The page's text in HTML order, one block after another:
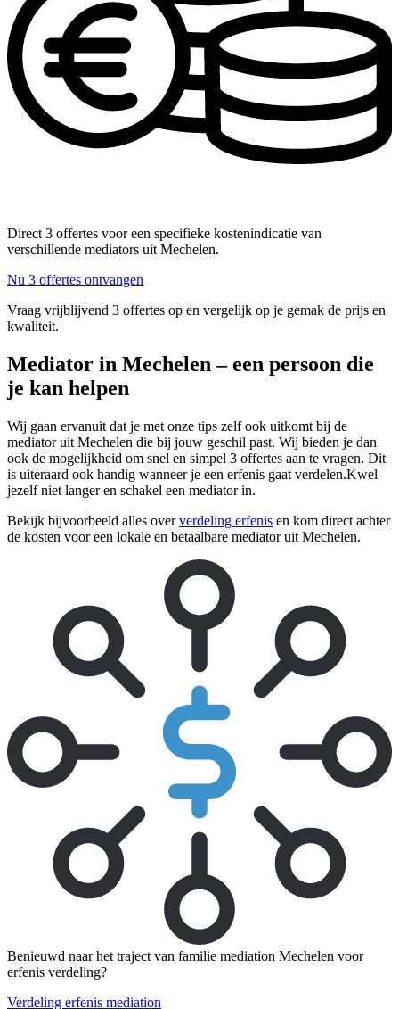
Direct 3 offertes voor een specifieke kostenindicatie van
verschillende mediators uit Mechelen.
Nu 3 offertes ontvangen
Vraag vrijblijvend 3 offertes op en vergelijk op je gemak de prijs en
kwaliteit.
Mediator in Mechelen – een persoon die
je kan helpen
Wij gaan ervanuit dat je met onze tips zelf ook uitkomt bij de
mediator uit Mechelen die bij jouw geschil past. Wij bieden je dan
ook de mogelijkheid om snel en simpel 3 offertes aan te vragen. Dit
is uiteraard ook handig wanneer je een erfenis gaat verdelen.Kwel
jezelf niet langer en schakel een mediator in.
Bekijk bijvoorbeeld alles oververdeling erfenis en kom direct achter
de kosten voor een lokale en betaalbare mediator uit Mechelen.
Benieuwd naar het traject van familie mediation Mechelen voor
erfenis verdeling?
Verdeling erfenis mediation